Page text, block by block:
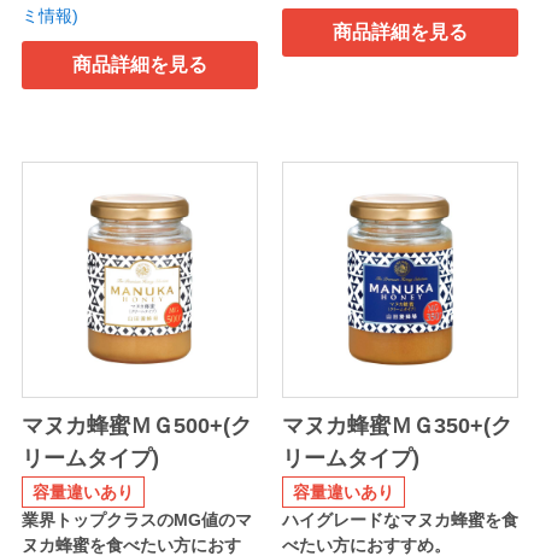
ミ情報)
商品詳細を見る
商品詳細を見る
マヌカ蜂蜜ＭＧ500+(ク
リームタイプ)
容量違いあり
業界トップクラスのMG値のマ
ヌカ蜂蜜を食べたい方におす
マヌカ蜂蜜ＭＧ350+(ク
リームタイプ)
容量違いあり
ハイグレードなマヌカ蜂蜜を食
べたい方におすすめ。